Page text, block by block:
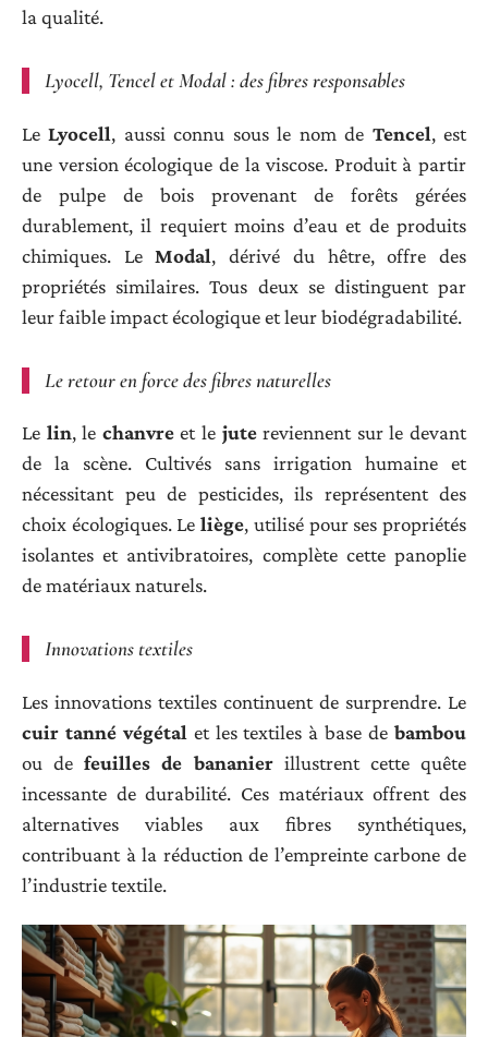
la qualité.
Lyocell, Tencel et Modal : des fibres responsables
LeLyocell, aussi connu sous le nom de Tencel, est
une version écologique de la viscose. Produit à partir
de pulpe de bois provenant de forêts gérées
durablement, il requiert moins d’eau et de produits
chimiques. LeModal, dérivé du hêtre, offre des
propriétés similaires. Tous deux se distinguent par
leur faible impact écologique et leur biodégradabilité.
Le retour en force des fibres naturelles
Le lin, le chanvreet le jutereviennent sur le devant
de la scène. Cultivés sans irrigation humaine et
nécessitant peu de pesticides, ils représentent des
choix écologiques. Leliège, utilisé pour ses propriétés
isolantes et antivibratoires, complète cette panoplie
de matériaux naturels.
Innovations textiles
Les innovations textiles continuent de surprendre. Le
cuir tanné végétal et les textiles à base debambou
ou defeuilles de bananierillustrent cette quête
incessante de durabilité. Ces matériaux offrent des
alternatives viables aux fibres synthétiques,
contribuant à la réduction de l’empreinte carbone de
l’industrie textile.